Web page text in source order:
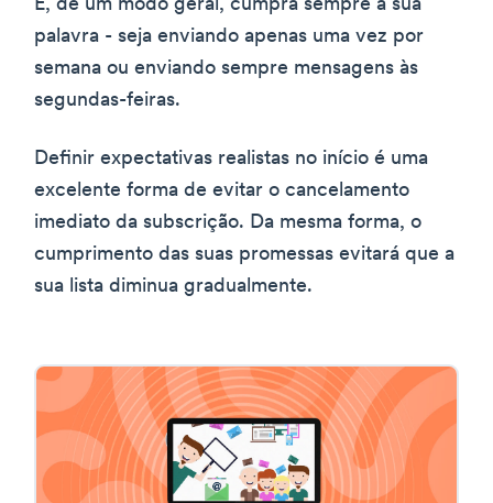
E, de um modo geral, cumpra sempre a sua
palavra - seja enviando apenas uma vez por
semana ou enviando sempre mensagens às
segundas-feiras.
Definir expectativas realistas no início é uma
excelente forma de evitar o cancelamento
imediato da subscrição. Da mesma forma, o
cumprimento das suas promessas evitará que a
sua lista diminua gradualmente.